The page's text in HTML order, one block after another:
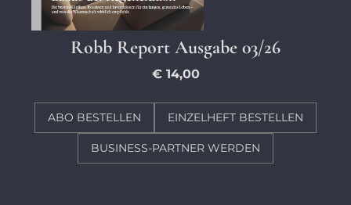
Robb Report Ausgabe 03/26
€ 14,00
ABO BESTELLEN EINZELHEFT BESTELLEN
BUSINESS-PARTNER WERDEN